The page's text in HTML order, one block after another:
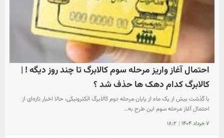
احتمال آغاز واریز مرحله سوم کالابرگ تا چند روز دیگه ! |
کالابرگ کدام دهک ها حذف شد ؟
با گذشت بیش از یک ماه از پایان مرحله دوم کالابرگ الکترونیکی، حالا اخبار تازه‌ای از
احتمال آغاز مرحله سوم این طرح به…
۷ خرداد ۱۴۰۴ | ۱۸:۲